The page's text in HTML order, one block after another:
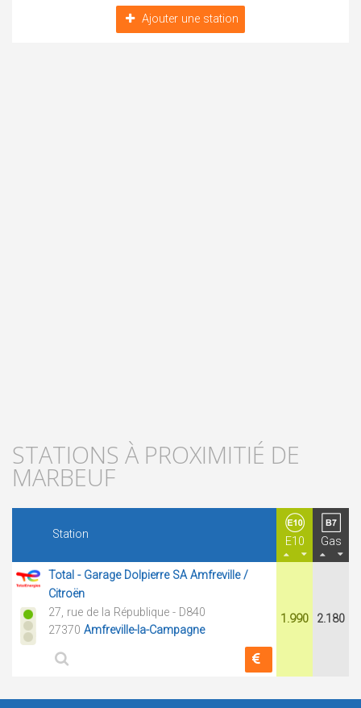
Ajouter une station
STATIONS À PROXIMITIÉ DE
MARBEUF
Station
E10 Gas
Total - Garage Dolpierre SA Amfreville /
Citroën
27, rue de la République - D840
27370 Amfreville-la-Campagne
1.990 2.180